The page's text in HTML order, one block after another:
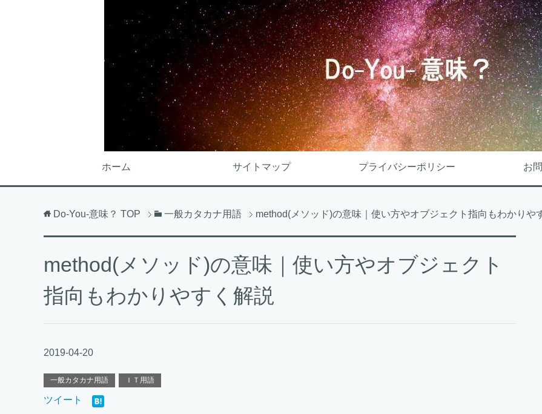
ホーム サイトマップ プライバシーポリシー お
Do-You-意味？ TOP 一般カタカナ用語 method(メソッド)の意味｜使い方やオブジェクト指向もわかりや
method(メソッド)の意味｜使い方やオブジェクト
指向もわかりやすく解説
2019-04-20
一般カタカナ用語 ＩＴ用語
ツイート